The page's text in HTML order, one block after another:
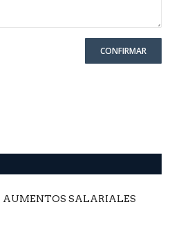
CONFIRMAR
AUMENTOS SALARIALES